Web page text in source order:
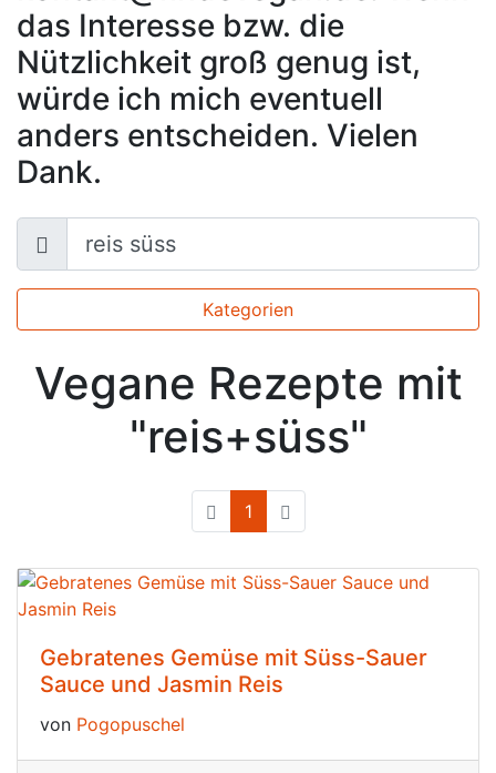
das Interesse bzw. die
Nützlichkeit groß genug ist,
würde ich mich eventuell
anders entscheiden. Vielen
Dank.
Kategorien
Vegane Rezepte mit
"reis+süss"
1 (current)
Gebratenes Gemüse mit Süss-Sauer
Sauce und Jasmin Reis
von Pogopuschel